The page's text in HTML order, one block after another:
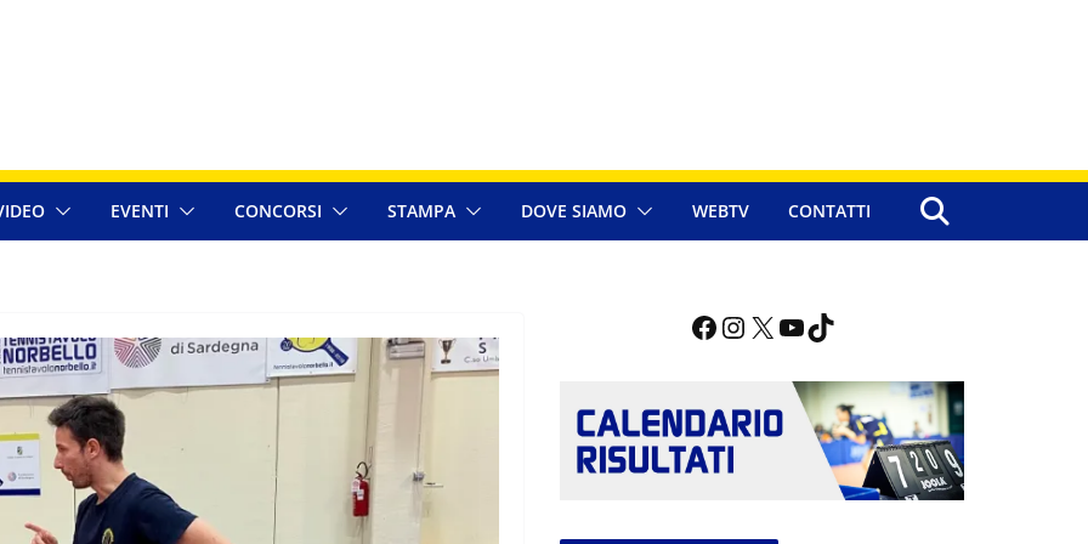
EVENTI CONCORSI STAMPA DOVE SIAMO WEBTV CONTATTI
Facebook InstagramX YouTube TikTok